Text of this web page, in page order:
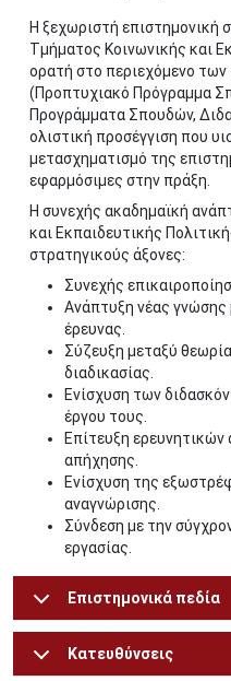
Η ξεχωριστή επιστημονική
Τμήματος Κοινωνικής και
ορατή στο περιεχόμενο
(Προπτυχιακό Πρόγραμμα
Προγράμματα Σπουδών,
ολιστική προσέγγιση που
μετασχηματισμό της
εφαρμόσιμες στην πράξη.
Η συνεχής ακαδημαϊκή
και Εκπαιδευτικής
στρατηγικούς άξονες:
Συνεχής
Ανάπτυξη νέας γνώσης
έρευνας.
Σύζευξη μεταξύ
διαδικασίας.
Ενίσχυση των
έργου τους.
Επίτευξη
απήχησης.
Ενίσχυση της
αναγνώρισης.
Σύνδεση με την
εργασίας.
Επιστημονικά πεδία
Κατευθύνσεις